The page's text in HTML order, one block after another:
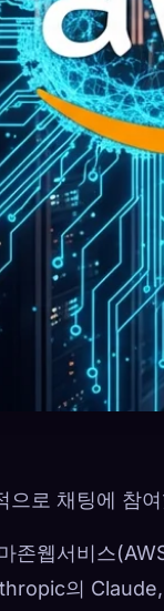
으로 채팅에 참
존웹서비스
의